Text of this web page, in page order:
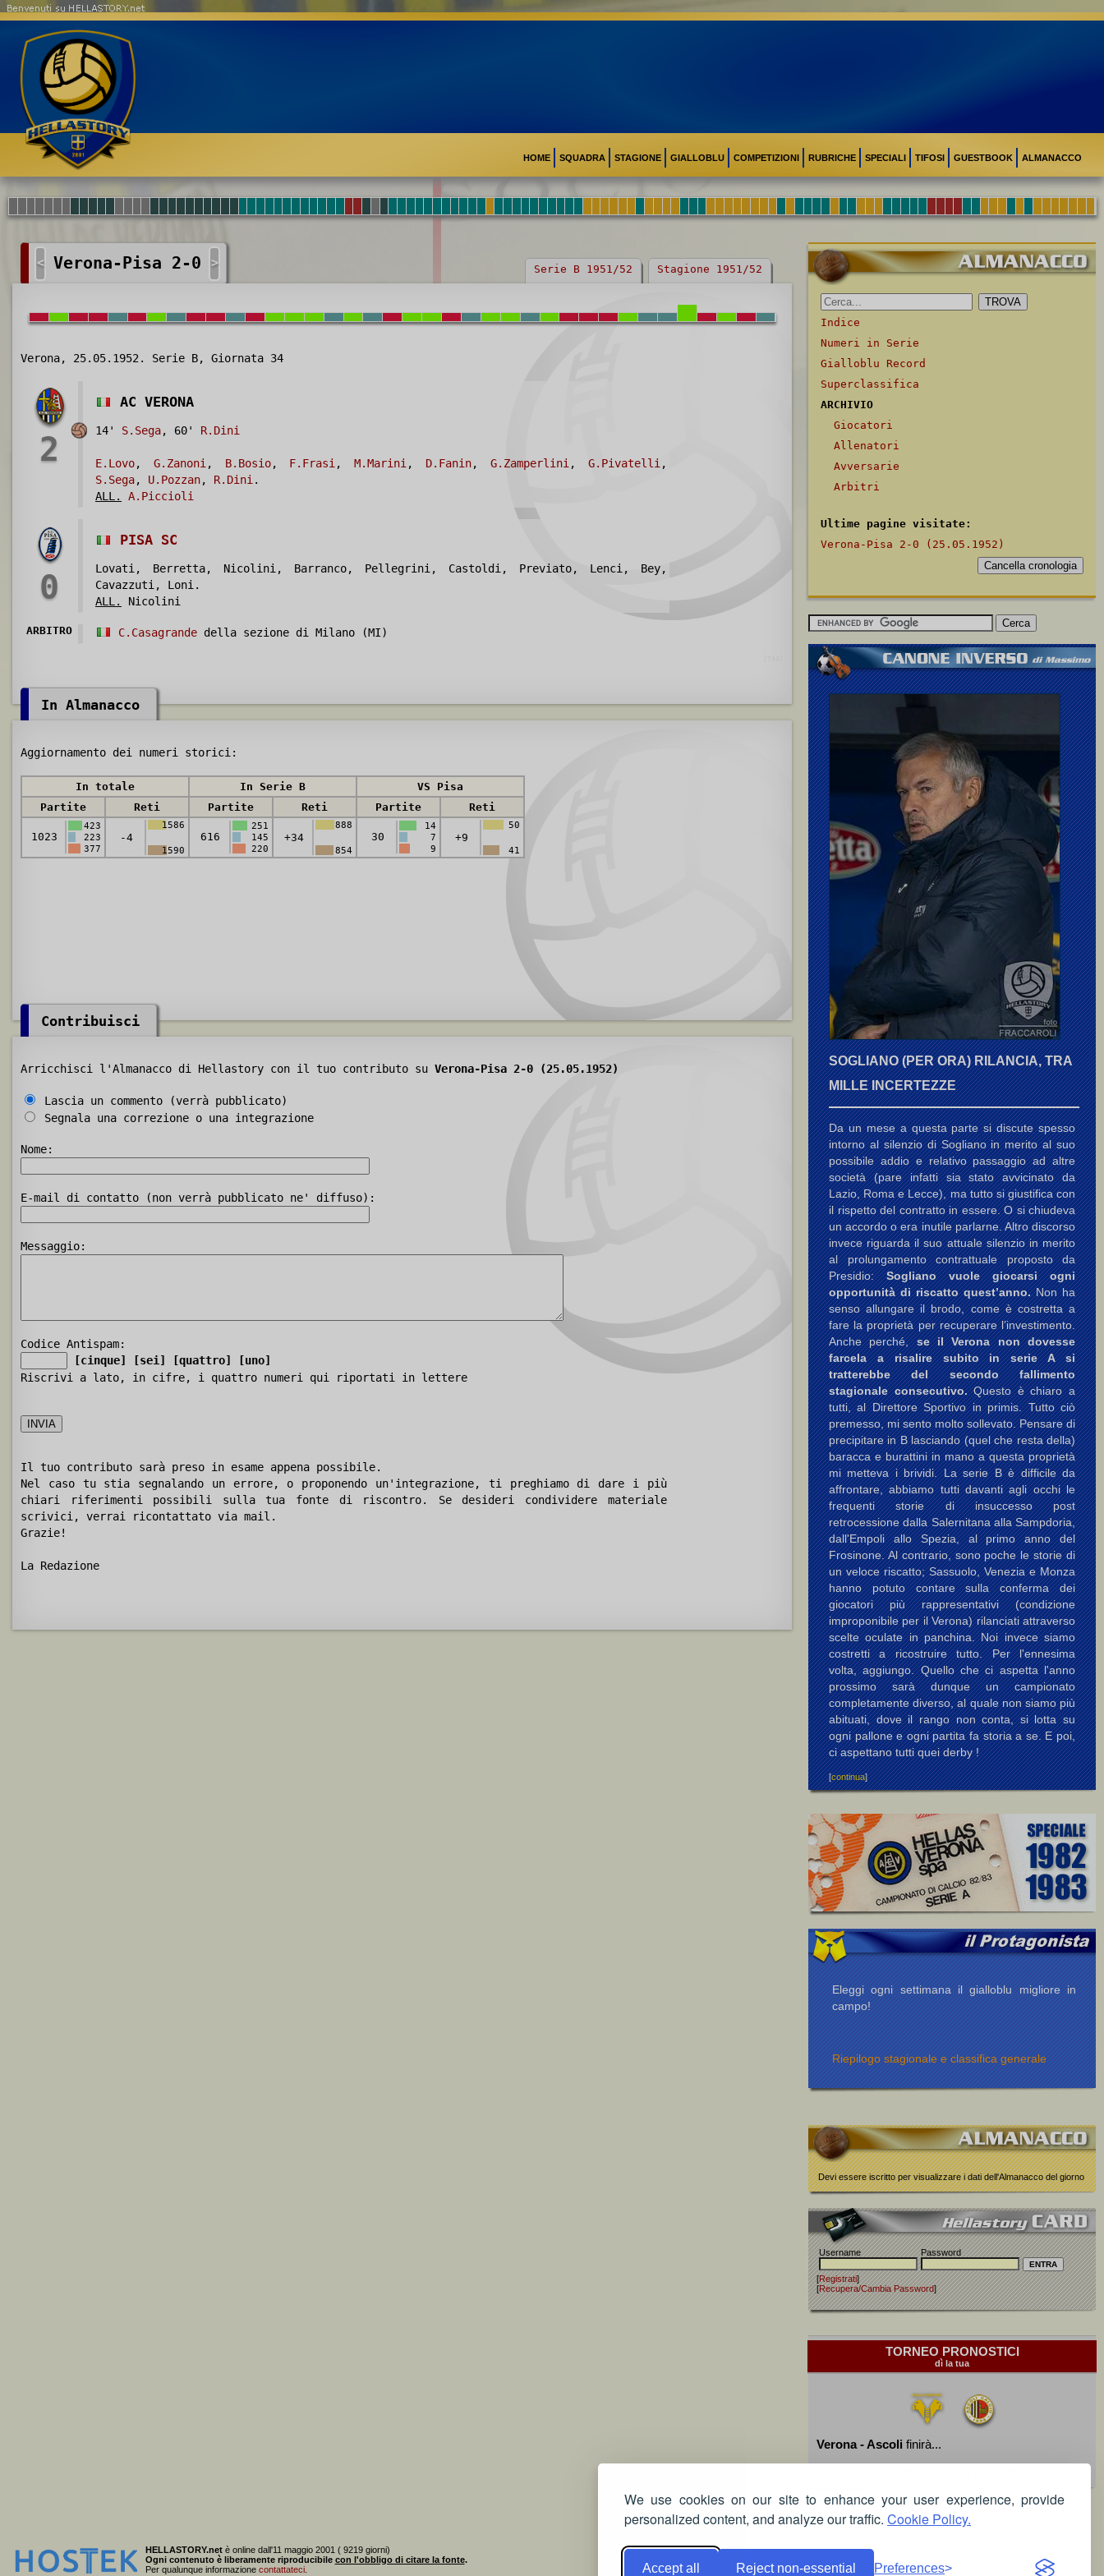
We use cookies on our site to enhance your user experience, provide
personalized content, and analyze our traffic. Cookie Policy.
Accept all Reject non-essential Preferences
HOME SQUADRA STAGIONE GIALLOBLU COMPETIZIONI RUBRICHE SPECIALI TIFOSI GUESTBOOK ALMANACCO
Benvenuti su HELLASTORY.net
< Verona-Pisa 2-0 > Serie B 1951/52 Stagione 1951/52
Verona, 25.05.1952. Serie B, Giornata 34
2
AC VERONA
14' S.Sega, 60' R.Dini
E.Lovo, G.Zanoni , B.Bosio, F.Frasi ,M.Marini , D.Fanin, G.Zamperlini , G.Pivatelli ,
S.Sega, U.Pozzan, R.Dini .
ALL.
A.Piccioli
0
PISA SC
Lovati, Berretta, Nicolini, Barranco, Pellegrini, Castoldi, Previato, Lenci, Bey,
Cavazzuti, Loni.
ALL.
Nicolini
ARBITRO C.Casagrande della sezione di Milano (MI)
In Almanacco
Aggiornamento dei numeri storici:
In totale In Serie B
VS Pisa
Partite
Reti Partite Reti Partite Reti
1023
423
223
377
-4
1586
1590
616
251
145
220
+34
888
854
30
14
7
9
+9
50
41
Contribuisci
Arricchisci l'Almanacco di Hellastory con il tuo contributo su Verona-Pisa 2-0 (25.05.1952)
Lascia un commento (verrà pubblicato)
Segnala una correzione o una integrazione
Nome:
E-mail di contatto (non verrà pubblicato ne' diffuso):
Messaggio:
Codice Antispam:
[cinque]
[sei] [quattro]
[uno]
Riscrivi a lato, in cifre, i quattro numeri qui riportati in lettere
Il tuo contributo sarà preso in esame appena possibile.
Nel caso tu stia segnalando un errore, o proponendo un'integrazione, ti preghiamo di dare i più
chiari riferimenti possibili sulla tua fonte di riscontro. Se desideri condividere materiale
scrivici, verrai ricontattato via mail.
Grazie!
La Redazione
Indice
Numeri in Serie
Gialloblu Record
Superclassifica
ARCHIVIO
Giocatori
Allenatori
Avversarie
Arbitri
Ultime pagine visitate:
Verona-Pisa 2-0 (25.05.1952)
SOGLIANO (PER ORA) RILANCIA, TRA
MILLE INCERTEZZE
Da un mese a questa parte si discute spesso
intorno al silenzio di Sogliano in merito al suo
possibile addio e relativo passaggio ad altre
società (pare infatti sia stato avvicinato da
Lazio, Roma e Lecce), ma tutto si giustifica con
il rispetto del contratto in essere. O si chiudeva
un accordo o era inutile parlarne. Altro discorso
invece riguarda il suo attuale silenzio in merito
al prolungamento contrattuale proposto da
Presidio:Sogliano vuole giocarsi ogni
opportunità di riscatto quest’anno.Non ha
senso allungare il brodo, come è costretta a
fare la proprietà per recuperare l’investimento.
Anche perché,se il Verona non dovesse
farcela a risalire subito in serie A si
tratterebbe del secondo fallimento
stagionale consecutivo.Questo è chiaro a
tutti, al Direttore Sportivo in primis. Tutto ciò
premesso, mi sento molto sollevato. Pensare di
precipitare in B lasciando (quel che resta della)
baracca e burattini in mano a questa proprietà
mi metteva i brividi. La serie B è difficile da
affrontare, abbiamo tutti davanti agli occhi le
frequenti storie di insuccesso post
retrocessione dalla Salernitana alla Sampdoria,
dall'Empoli allo Spezia, al primo anno del
Frosinone. Al contrario, sono poche le storie di
un veloce riscatto; Sassuolo, Venezia e Monza
hanno potuto contare sulla conferma dei
giocatori più rappresentativi (condizione
improponibile per il Verona) rilanciati attraverso
scelte oculate in panchina. Noi invece siamo
costretti a ricostruire tutto. Per l'ennesima
volta, aggiungo. Quello che ci aspetta l'anno
prossimo sarà dunque un campionato
completamente diverso, al quale non siamo più
abituati, dove il rango non conta, si lotta su
ogni pallone e ogni partita fa storia a se. E poi,
ci aspettano tutti quei derby !
[continua]
Eleggi ogni settimana il gialloblu migliore in
campo!
Riepilogo stagionale e classifica generale
Devi essere iscritto per visualizzare i dati dell'Almanacco del giorno
Username Password
[Registrati]
[Recupera/Cambia Password]
TORNEO PRONOSTICI
dì la tua
Verona - Ascoli finirà...
HELLASTORY.netè online dall'11 maggio 2001 ( 9219 giorni)
Ogni contenuto è liberamente riproducibile con l'obbligo di citare la fonte.
Per qualunque informazione contattateci.